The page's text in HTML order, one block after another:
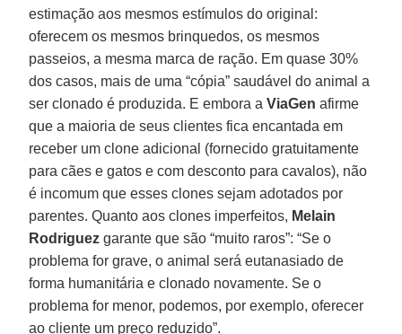
estimação aos mesmos estímulos do original:
oferecem os mesmos brinquedos, os mesmos
passeios, a mesma marca de ração. Em quase 30%
dos casos, mais de uma “cópia” saudável do animal a
ser clonado é produzida. E embora aViaGen afirme
que a maioria de seus clientes fica encantada em
receber um clone adicional (fornecido gratuitamente
para cães e gatos e com desconto para cavalos), não
é incomum que esses clones sejam adotados por
parentes. Quanto aos clones imperfeitos, Melain
Rodriguez garante que são “muito raros”: “Se o
problema for grave, o animal será eutanasiado de
forma humanitária e clonado novamente. Se o
problema for menor, podemos, por exemplo, oferecer
ao cliente um preço reduzido”.